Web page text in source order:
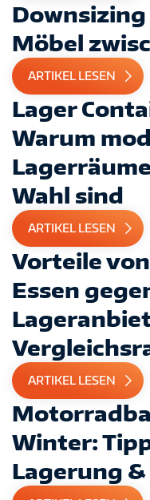
Möbel
ARTIKEL LESEN
Lager
Warum
Wahl sind
ARTIKEL LESEN
Vorteile
Essen
ARTIKEL LESEN
Winter:
Lagerung